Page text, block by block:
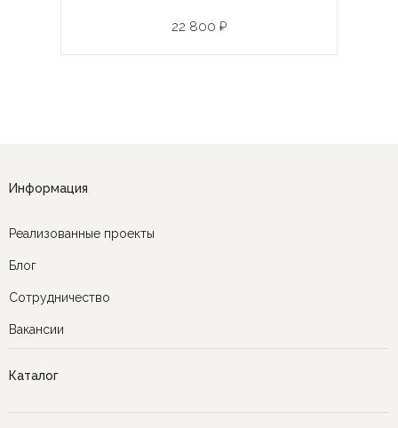
22 800 ₽
Информация
Реализованные проекты
Блог
Сотрудничество
Вакансии
Каталог